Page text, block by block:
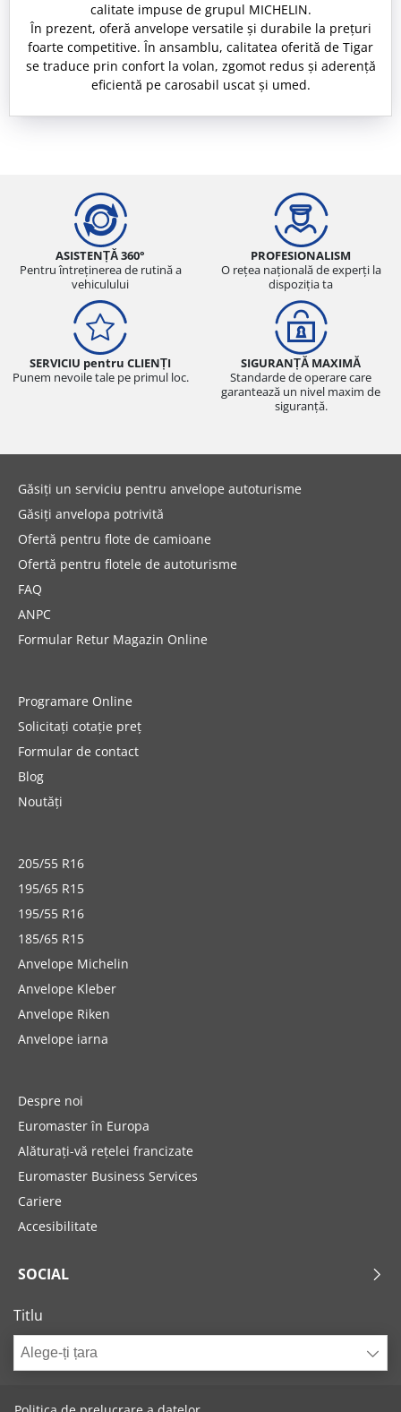
calitate impuse de grupul MICHELIN.
În prezent, oferă anvelope versatile și durabile la prețuri
foarte competitive. În ansamblu, calitatea oferită de Tigar
se traduce prin confort la volan, zgomot redus și aderență
eficientă pe carosabil uscat și umed.
ASISTENȚĂ 360°
Pentru întreținerea de rutină a
vehiculului
PROFESIONALISM
O rețea națională de experți la
dispoziția ta
SERVICIU pentru CLIENȚI
Punem nevoile tale pe primul loc.
SIGURANȚĂ MAXIMĂ
Standarde de operare care
garantează un nivel maxim de
siguranță.
Găsiți un serviciu pentru anvelope autoturisme
Găsiți anvelopa potrivită
Ofertă pentru flote de camioane
Ofertă pentru flotele de autoturisme
FAQ
ANPC
Formular Retur Magazin Online
Programare Online
Solicitați cotație preț
Formular de contact
Blog
Noutăți
205/55 R16
195/65 R15
195/55 R16
185/65 R15
Anvelope Michelin
Anvelope Kleber
Anvelope Riken
Anvelope iarna
Despre noi
Euromaster în Europa
Alăturați-vă rețelei francizate
Euromaster Business Services
Cariere
Accesibilitate
SOCIAL
Titlu
Alege-ți țara